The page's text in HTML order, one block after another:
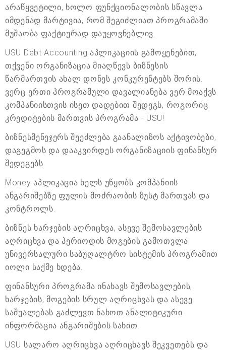
არაწყვეტილი, ხოლო ფუნქციონალობის სწავლა
იმდენად მარტივია, რომ შეგიძლიათ პროგრამაში
მუშაობა ფაქტიურად დაუყოვნებლივ.
USU Debt Accounting აპლიკაციის გამოყენებით,
თქვენი ორგანიზაცია მიაღწევს ბიზნესის
წარმართვის ახალ დონეს კონკურენტებს შორის.
ვერც ერთი პროგრამული დავალიანება ვერ მოაქვს
კომპანიისთვის ისეთ დადებით შედეგს, როგორიც
კრედიტების მართვის პროგრამა - USU!
ბიზნესმენეჯერს შეეძლება გაანალიზოს აქტივობები,
დაგეგმოს და დააკვირდეს ორგანიზაციის ფინანსურ
შედეგებს.
Money აპლიკაცია ხელს უწყობს კომპანიის
ანგარიშებზე ფულის მოძრაობის ზუსტ მართვას და
კონტროლს.
ბიზნეს ხარჯების აღრიცხვა, ასევე შემოსავლების
აღრიცხვა და პერიოდის მოგების გამოთვლა
უნივერსალური საბუღალტრო სისტემის პროგრამით
იოლი საქმე ხდება.
ფინანსური პროგრამა ინახავს შემოსავლების,
ხარჯების, მოგების სრულ აღრიცხვას და ასევე
საშუალებას გაძლევთ ნახოთ ანალიტიკური
ინფორმაცია ანგარიშების სახით.
USU სალარო აღრიცხვა აღრიცხავს შეკვეთებს და